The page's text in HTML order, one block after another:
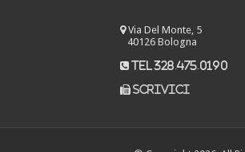
Via Del Monte, 5
40126 Bologna
tel 328.475.0190
scrivici